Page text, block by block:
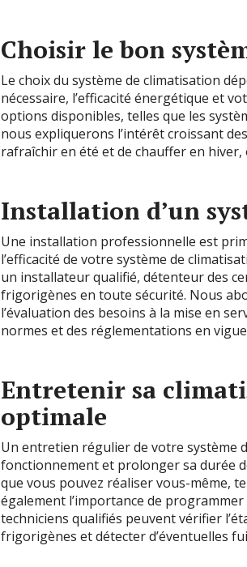
Choisir le bon
Le choix du système de climatisation
nécessaire, l’efficacité énergétique et
options disponibles, telles que les
nous expliquerons l’intérêt croissant
rafraîchir en été et de chauffer en
Installation d’un
Une installation professionnelle est
l’efficacité de votre système de
un installateur qualifié, détenteur des
frigorigènes en toute sécurité. Nous
l’évaluation des besoins à la mise en
normes et des réglementations en
Entretenir sa
optimale
Un entretien régulier de votre système
fonctionnement et prolonger sa durée
que vous pouvez réaliser vous-même,
également l’importance de
techniciens qualifiés peuvent vérifier
frigorigènes et détecter d’éventuelles